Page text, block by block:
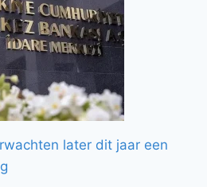
later dit jaar een